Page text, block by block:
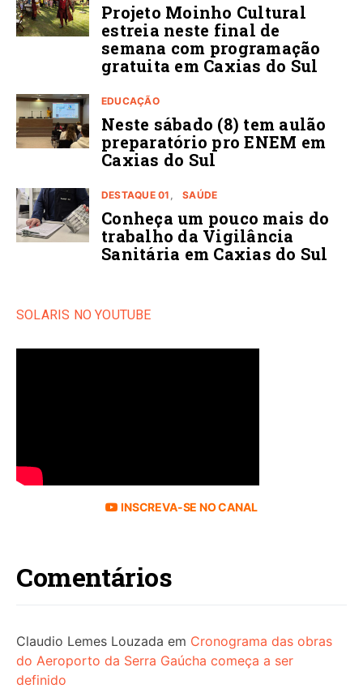
Projeto Moinho Cultural
estreia neste final de
semana com programação
gratuita em Caxias do Sul
EDUCAÇÃO
Neste sábado (8) tem aulão
preparatório pro ENEM em
Caxias do Sul
DESTAQUE 01 SAÚDE
Conheça um pouco mais do
trabalho da Vigilância
Sanitária em Caxias do Sul
SOLARIS NO YOUTUBE
INSCREVA-SE NO CANAL
Comentários
Claudio Lemes Louzada em Cronograma das obras
do Aeroporto da Serra Gaúcha começa a ser
definido